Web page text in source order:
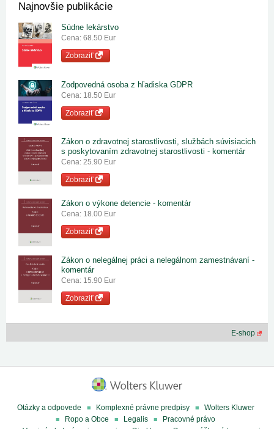
Najnovšie publikácie
Súdne lekárstvo
Cena: 68.50 Eur
Zobraziť
Zodpovedná osoba z hľadiska GDPR
Cena: 18.50 Eur
Zobraziť
Zákon o zdravotnej starostlivosti, službách súvisiacich
s poskytovaním zdravotnej starostlivosti - komentár
Cena: 25.90 Eur
Zobraziť
Zákon o výkone detencie - komentár
Cena: 18.00 Eur
Zobraziť
Zákon o nelegálnej práci a nelegálnom zamestnávaní -
komentár
Cena: 15.90 Eur
Zobraziť
E-shop
Otázky a odpovede Komplexné právne predpisy
Wolters Kluwer
Ropo a Obce
Legalis
Pracovné právo